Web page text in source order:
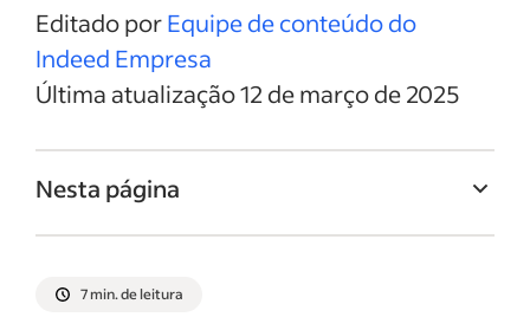
Editado porEquipe de conteúdo do
Indeed Empresa
Última atualização 12 de março de 2025
Nesta página
Resumo da vaga de Gerente de estoque
7 min. de leitura